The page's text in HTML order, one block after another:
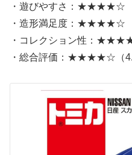
・遊びやすさ：★★★★☆
・造形満足度：★★★★☆
・コレクション性：
・総合評価：★★★★☆（